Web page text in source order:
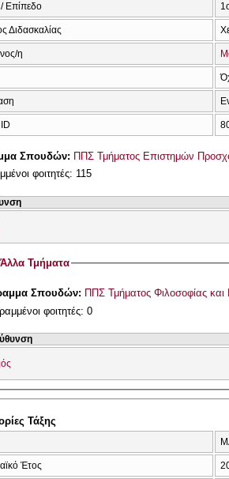
Επίπεδο
Διδασκαλίας
η
Σπουδών: ΠΠΣ Τμήματος Επιστημών
φοιτητές: 115
Άλλα Τμήματα
Σπουδών: ΠΠΣ Τμήματος Φιλοσοφίας
φοιτητές: 0
Τάξης
Έτος